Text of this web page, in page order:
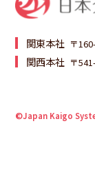
関東本社 〒
関西本社 〒
©Japan Kaigo